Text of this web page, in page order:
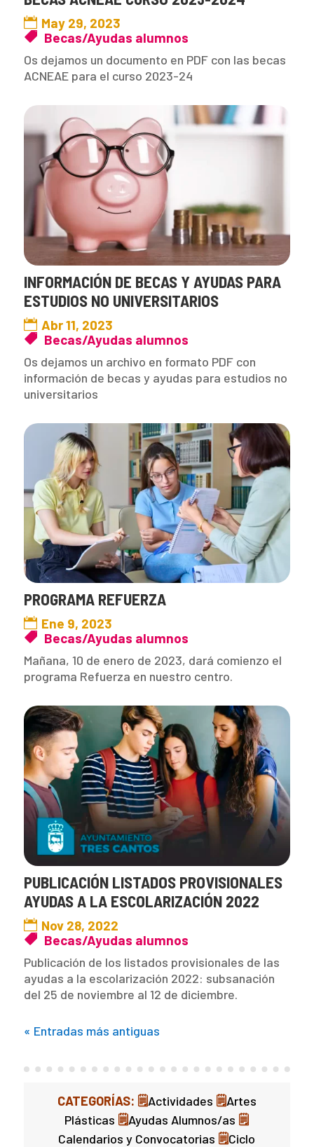
May 29, 2023
Becas/Ayudas alumnos
Os dejamos un documento en PDF con las becas
ACNEAE para el curso 2023-24
INFORMACIÓN DE BECAS Y AYUDAS PARA
ESTUDIOS NO UNIVERSITARIOS
Abr 11, 2023
Becas/Ayudas alumnos
Os dejamos un archivo en formato PDF con
información de becas y ayudas para estudios no
universitarios
PROGRAMA REFUERZA
Ene 9, 2023
Becas/Ayudas alumnos
Mañana, 10 de enero de 2023, dará comienzo el
programa Refuerza en nuestro centro.
PUBLICACIÓN LISTADOS PROVISIONALES
AYUDAS A LA ESCOLARIZACIÓN 2022
Nov 28, 2022
Becas/Ayudas alumnos
Publicación de los listados provisionales de las
ayudas a la escolarización 2022: subsanación
del 25 de noviembre al 12 de diciembre.
« Entradas más antiguas
CATEGORÍAS: 🗒Actividades 🗒Artes
Plásticas 🗒Ayudas Alumnos/as 🗒
Calendarios y Convocatorias 🗒Ciclo